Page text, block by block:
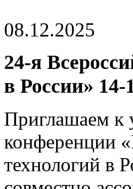
08.12.2025
24-я
в России» 14-
Приглашаем к
конференции
технологий в